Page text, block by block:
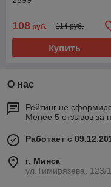
108 руб. 114 руб.
Купить
О нас
Рейтинг не
Менее 5 отзывов за
Работает с
г. Минск
ул.Тимирязева, 123/